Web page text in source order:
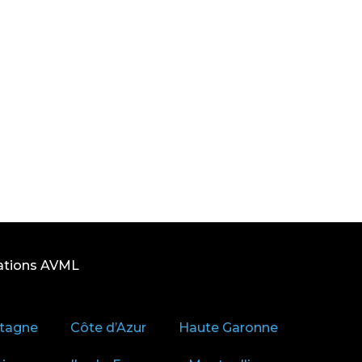
AVML
Côte d’Azur Haute Garonne